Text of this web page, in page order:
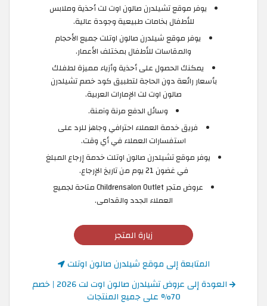
يوفر موقع تشيلدرن صالون اوت لت أحذية وملابس
للأطفال بخامات طبيعية وجودة عالية.
يوفر موقع شيلدرن صالون اوتلت جميع الأحجام
والمقاسات للأطفال بمختلف الأعمار.
يمكنك الحصول على أحذية وأزياء مميزة لطفلك
بأسعار رائعة دون الحاجة لتطبيق كود خصم تشيلدرن
صالون اوت لت الإمارات العربية.
وسائل الدفع مرنة وآمنة.
فريق خدمة العملاء احترافي وجاهز للرد على
استفسارات العملاء في أي وقت.
يوفر موقع تشيلدرن صالون اوتلت خدمة إرجاع المبلغ
في غضون 21 يوم من تاريخ الإرجاع.
عروض متجر Childrensalon Outlet متاحة لجميع
العملاء الجدد والقدامى.
زيارة المتجر
المتابعة إلى موقع شيلدرن صالون اوتلت
العودة إلى عروض تشيلدرن صالون اوت لت 2026 | خصم
70% على جميع المنتجات